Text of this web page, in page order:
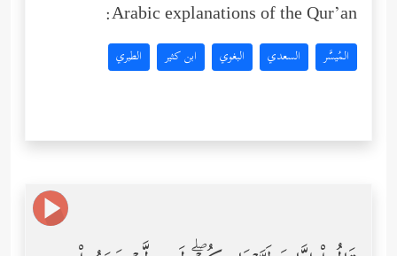
Arabic explanations of the Qur’an:
المُيسَّر السعدي البغوي ابن كثير الطبري